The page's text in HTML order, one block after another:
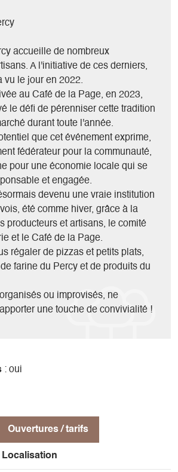
accueille de nombreux
A l'initiative de ces derniers,
vu le jour en 2022.
au Café de la Page, en 2023,
le défi de pérenniser cette tradition
durant toute l'année.
que cet événement exprime,
fédérateur pour la communauté,
pour une économie locale qui se
et engagée.
devenu une vraie institution
été comme hiver, grâce à la
producteurs et artisans, le comité
et le Café de la Page.
régaler de pizzas et petits plats,
farine du Percy et de produits du
ou improvisés, ne
une touche de convivialité !
: oui
Ouvertures / tarifs
Localisation